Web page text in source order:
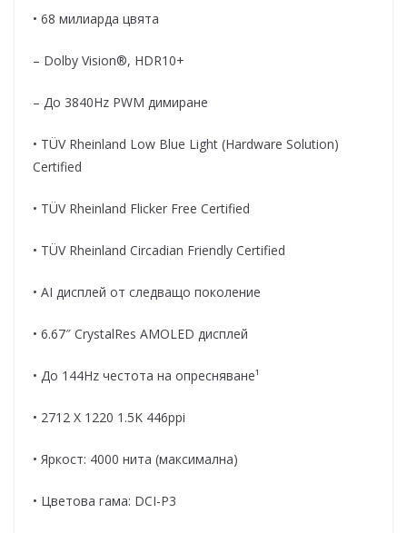
• 68 милиарда цвята
– Dolby Vision®, HDR10+
– До 3840Hz PWM димиране
• TÜV Rheinland Low Blue Light (Hardware Solution)
Certified
• TÜV Rheinland Flicker Free Certified
• TÜV Rheinland Circadian Friendly Certified
• AI дисплей от следващо поколение
• 6.67″ CrystalRes AMOLED дисплей
• До 144Hz честота на опресняване¹
• 2712 X 1220 1.5K 446ppi
• Яркост: 4000 нита (максимална)
• Цветова гама: DCI-P3